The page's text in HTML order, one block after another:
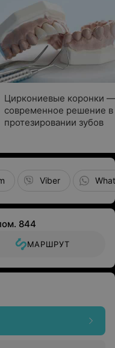
Циркониевые коронки —
современное решение в
протезировании зубов
Viber
844
МАРШРУТ